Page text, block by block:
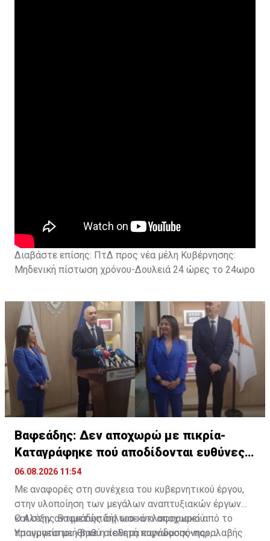
Διαβάστε επίσης: ΠτΔ προς νέα μέλη Κυβέρνησης:
Μηδενική πίστωση χρόνου-Δουλειά 24 ώρες το 24ωρο
Βαφεάδης: Δεν αποχωρώ με πικρία-
Καταγράφηκε πού αποδίδονται ευθύνες
για Takata
06.08.2026 11:54
Με αναφορές στη συνέχεια του κυβερνητικού έργου,
στην υλοποίηση των μεγάλων αναπτυξιακών έργων
και στην αντιμετώπιση του κυκλοφοριακού
πραγματοποιήθηκε η τελετή παράδοσης-παραλαβής
Ο Αλέξης Βαφεάδης δήλωσε ότι αποχωρεί από το
Υπουργείο με «βαθύ αίσθημα ευγνωμοσύνης»,